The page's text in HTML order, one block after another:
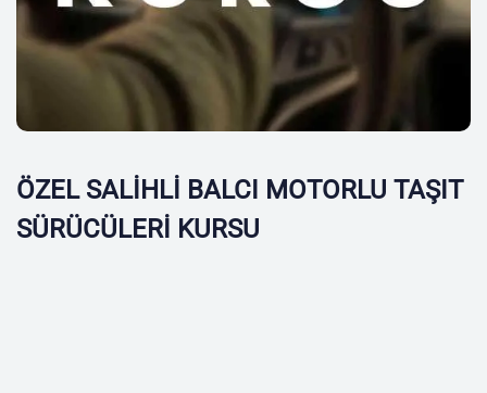
ÖZEL SALİHLİ BALCI MOTORLU TAŞIT
SÜRÜCÜLERİ KURSU